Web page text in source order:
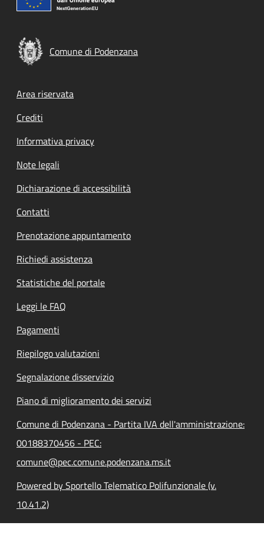
Comune di Podenzana
Footer menu
Area riservata
Crediti
Informativa privacy
Note legali
Dichiarazione di accessibilità
Contatti
Prenotazione appuntamento
Richiedi assistenza
Statistiche del portale
Leggi le FAQ
Pagamenti
Riepilogo valutazioni
Segnalazione disservizio
Piano di miglioramento dei servizi
Comune di Podenzana - Partita IVA dell'amministrazione:
00188370456 - PEC:
comune@pec.comune.podenzana.ms.it
Powered by Sportello Telematico Polifunzionale (v.
10.41.2)